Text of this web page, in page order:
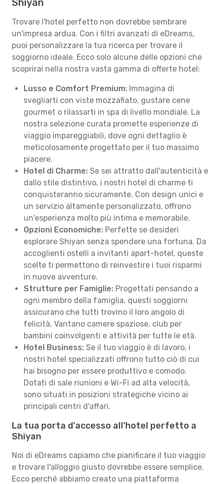
Shiyan
Trovare l'hotel perfetto non dovrebbe sembrare
un'impresa ardua. Con i filtri avanzati di eDreams,
puoi personalizzare la tua ricerca per trovare il
soggiorno ideale. Ecco solo alcune delle opzioni che
scoprirai nella nostra vasta gamma di offerte hotel:
Lusso e Comfort Premium: Immagina di
svegliarti con viste mozzafiato, gustare cene
gourmet o rilassarti in spa di livello mondiale. La
nostra selezione curata promette esperienze di
viaggio impareggiabili, dove ogni dettaglio è
meticolosamente progettato per il tuo massimo
piacere.
Hotel di Charme: Se sei attratto dall'autenticità e
dallo stile distintivo, i nostri hotel di charme ti
conquisteranno sicuramente. Con design unici e
un servizio altamente personalizzato, offrono
un'esperienza molto più intima e memorabile.
Opzioni Economiche: Perfette se desideri
esplorare Shiyan senza spendere una fortuna. Da
accoglienti ostelli a invitanti apart-hotel, queste
scelte ti permettono di reinvestire i tuoi risparmi
in nuove avventure.
Strutture per Famiglie: Progettati pensando a
ogni membro della famiglia, questi soggiorni
assicurano che tutti trovino il loro angolo di
felicità. Vantano camere spaziose, club per
bambini coinvolgenti e attività per tutte le età.
Hotel Business: Se il tuo viaggio è di lavoro, i
nostri hotel specializzati offrono tutto ciò di cui
hai bisogno per essere produttivo e comodo.
Dotati di sale riunioni e Wi-Fi ad alta velocità,
sono situati in posizioni strategiche vicino ai
principali centri d'affari.
La tua porta d'accesso all'hotel perfetto a
Shiyan
Noi di eDreams capiamo che pianificare il tuo viaggio
e trovare l'alloggio giusto dovrebbe essere semplice.
Ecco perché abbiamo creato una piattaforma